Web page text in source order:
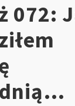
072: